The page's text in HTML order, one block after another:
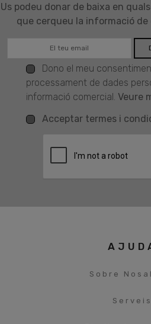
Us podeu donar de baixa en
que cerqueu la informació
Dono el meu
processament de dades
informació comercial. Veure
Acceptar termes i
Sobre
Serveis